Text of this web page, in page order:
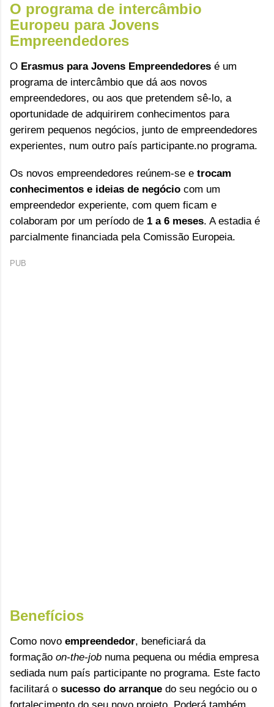
O programa de intercâmbio
Europeu para Jovens
Empreendedores
O Erasmus para Jovens Empreendedores é um
programa de intercâmbio que dá aos novos
empreendedores, ou aos que pretendem sê-lo, a
oportunidade de adquirirem conhecimentos para
gerirem pequenos negócios, junto de empreendedores
experientes, num outro país participante.no programa.
Os novos empreendedores reúnem-se e trocam
conhecimentos e ideias de negócio com um
empreendedor experiente, com quem ficam e
colaboram por um período de 1 a 6 meses. A estadia é
parcialmente financiada pela Comissão Europeia.
PUB
Benefícios
Como novo empreendedor, beneficiará da
formação on-the-job numa pequena ou média empresa
sediada num país participante no programa. Este facto
facilitará o sucesso do arranque do seu negócio ou o
fortalecimento do seu novo projeto. Poderá também